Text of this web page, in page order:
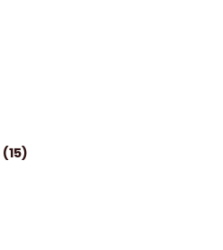
(15)